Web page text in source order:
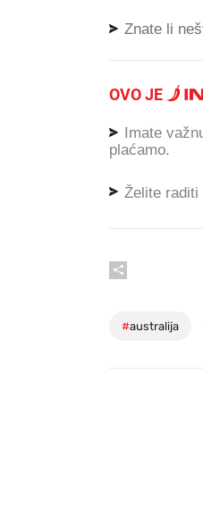
Znate li
OVO JE
Imate
plaćamo.
Želite raditi
#australija